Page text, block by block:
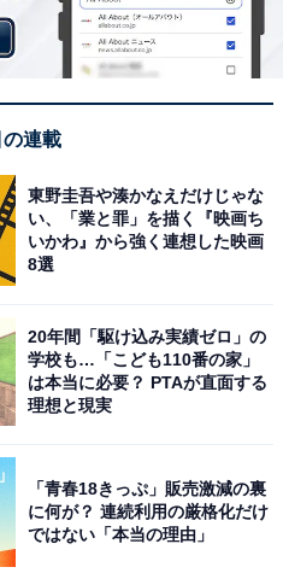
に健康的なデートを楽しみ
ました。
景観をドライブしながら満
散策スポットも多く、家族
イブを楽しむのにぴったり
、「市街地から近いにもか
の景色が広がり、冬の澄ん
な雰囲気を楽しめるから」
の澄んだ空気の中で滝と自
ち着いたクリスマス気分を
静岡県）といった声が集ま
文ママです
連載
東野圭吾や湊かなえだけじゃな
い、「業と罪」を描く『映画ち
いかわ』から強く連想した映画
8選
20年間「駆け込み実績ゼロ」の
学校も…「こども110番の家」
は本当に必要？ PTAが直面する
理想と現実
「青春18きっぷ」販売激減の裏
に何が？ 連続利用の厳格化だけ
ではない「本当の理由」